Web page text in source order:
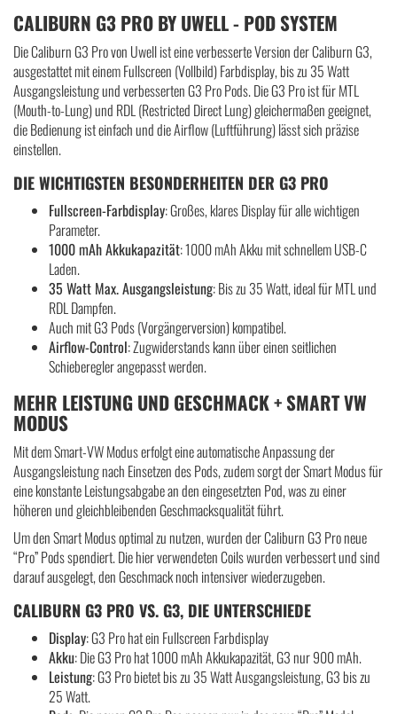
CALIBURN G3 PRO BY UWELL - POD SYSTEM
Die Caliburn G3 Pro von Uwell ist eine verbesserte Version der Caliburn G3,
ausgestattet mit einem Fullscreen (Vollbild) Farbdisplay, bis zu 35 Watt
Ausgangsleistung und verbesserten G3 Pro Pods. Die G3 Pro ist für MTL
(Mouth-to-Lung) und RDL (Restricted Direct Lung) gleichermaßen geeignet,
die Bedienung ist einfach und die Airflow (Luftführung) lässt sich präzise
einstellen.
DIE WICHTIGSTEN BESONDERHEITEN DER G3 PRO
Fullscreen-Farbdisplay: Großes, klares Display für alle wichtigen
Parameter.
1000 mAh Akkukapazität: 1000 mAh Akku mit schnellem USB-C
Laden.
35 Watt Max. Ausgangsleistung: Bis zu 35 Watt, ideal für MTL und
RDL Dampfen.
Auch mit G3 Pods (Vorgängerversion) kompatibel.
Airflow-Control: Zugwiderstands kann über einen seitlichen
Schieberegler angepasst werden.
MEHR LEISTUNG UND GESCHMACK + SMART VW
MODUS
Mit dem Smart-VW Modus erfolgt eine automatische Anpassung der
Ausgangsleistung nach Einsetzen des Pods, zudem sorgt der Smart Modus für
eine konstante Leistungsabgabe an den eingesetzten Pod, was zu einer
höheren und gleichbleibenden Geschmacksqualität führt.
Um den Smart Modus optimal zu nutzen, wurden der Caliburn G3 Pro neue
“Pro” Pods spendiert. Die hier verwendeten Coils wurden verbessert und sind
darauf ausgelegt, den Geschmack noch intensiver wiederzugeben.
CALIBURN G3 PRO VS. G3, DIE UNTERSCHIEDE
Display: G3 Pro hat ein Fullscreen Farbdisplay
Akku: Die G3 Pro hat 1000 mAh Akkukapazität, G3 nur 900 mAh.
Leistung: G3 Pro bietet bis zu 35 Watt Ausgangsleistung, G3 bis zu
25 Watt.